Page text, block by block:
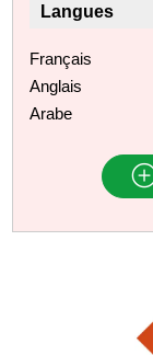
Langues
Français
Anglais
Arabe